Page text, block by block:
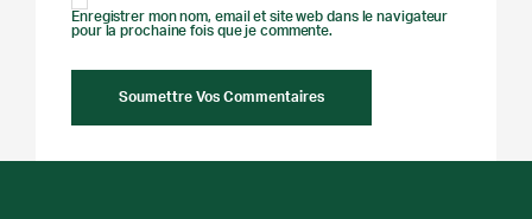
Enregistrer mon nom, email et site web dans le navigateur
pour la prochaine fois que je commente.